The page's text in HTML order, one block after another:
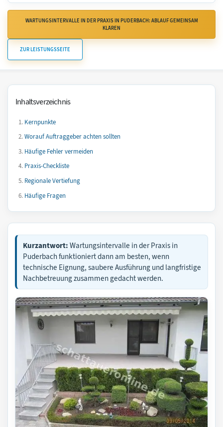
WARTUNGSINTERVALLE IN DER PRAXIS IN PUDERBACH: ABLAUF GEMEINSAM
KLÄREN
ZUR LEISTUNGSSEITE
Inhaltsverzeichnis
Kernpunkte
Worauf Auftraggeber achten sollten
Häufige Fehler vermeiden
Praxis-Checkliste
Regionale Vertiefung
Häufige Fragen
Kurzantwort: Wartungsintervalle in der Praxis in
Puderbach funktioniert dann am besten, wenn
technische Eignung, saubere Ausführung und langfristige
Nachbetreuung zusammen gedacht werden.